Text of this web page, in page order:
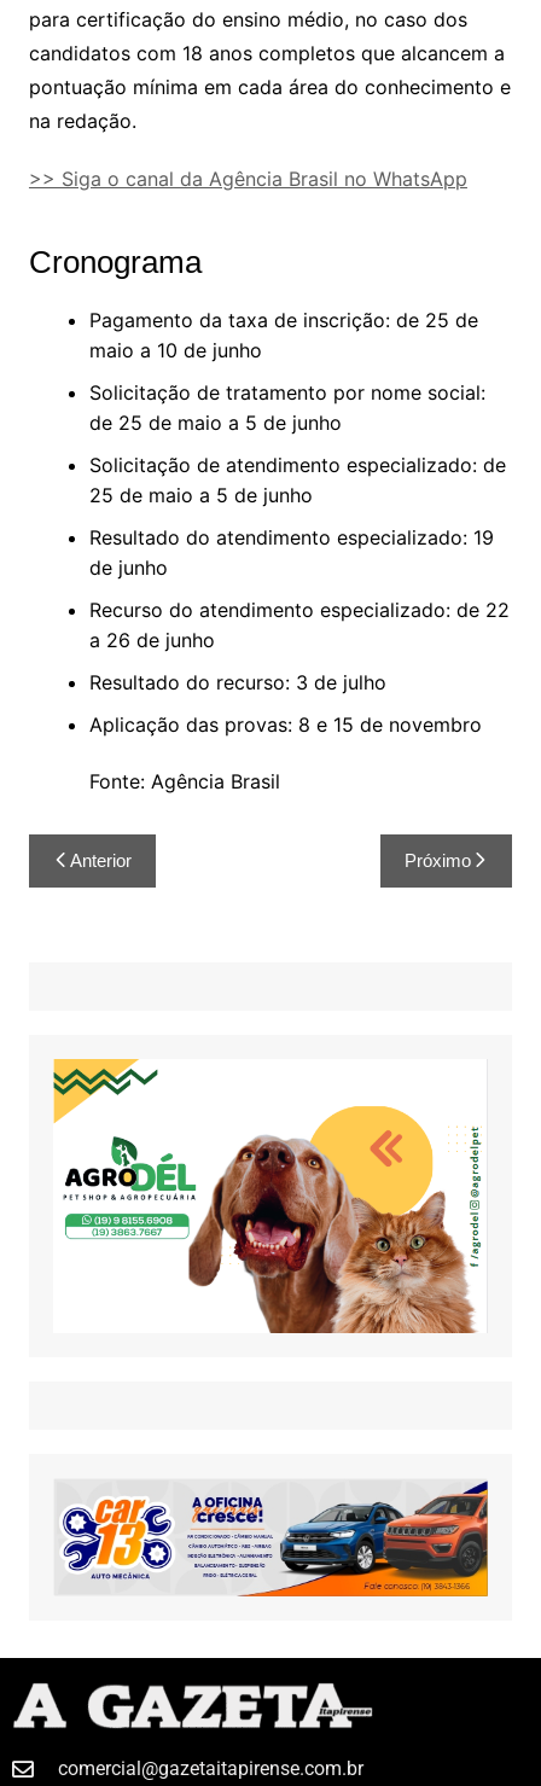
para certificação do ensino médio, no caso dos
candidatos com 18 anos completos que alcancem a
pontuação mínima em cada área do conhecimento e
na redação.
>> Siga o canal da Agência Brasil no WhatsApp
Cronograma
Pagamento da taxa de inscrição: de 25 de
maio a 10 de junho
Solicitação de tratamento por nome social:
de 25 de maio a 5 de junho
Solicitação de atendimento especializado: de
25 de maio a 5 de junho
Resultado do atendimento especializado: 19
de junho
Recurso do atendimento especializado: de 22
a 26 de junho
Resultado do recurso: 3 de julho
Aplicação das provas: 8 e 15 de novembro
Fonte: Agência Brasil
Anterior Próximo
comercial@gazetaitapirense.com.br